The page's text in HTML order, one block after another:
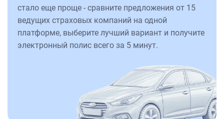
стало еще проще - сравните предложения от 15
ведущих страховых компаний на одной
платформе, выберите лучший вариант и получите
электронный полис всего за 5 минут.